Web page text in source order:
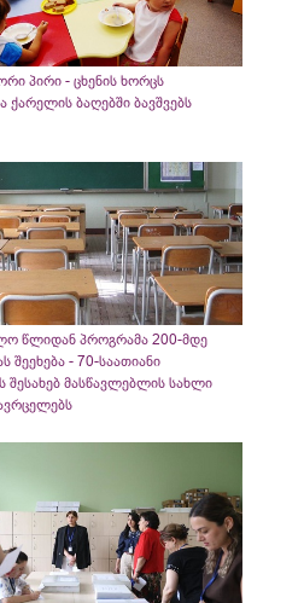
პირი - ცხენის ხორცს
ქარელის ბაღებში ბავშვებს
წლიდან პროგრამა 200-მდე
შეეხება - 70-საათიანი
შესახებ მასწავლებლის სახლი